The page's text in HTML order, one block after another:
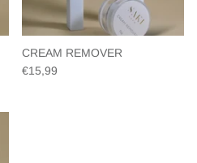
CREAM REMOVER
€15,99